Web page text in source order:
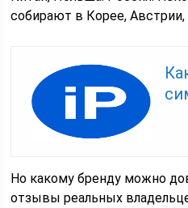
собирают в Корее, Австрии,
Но какому бренду можно
отзывы реальных